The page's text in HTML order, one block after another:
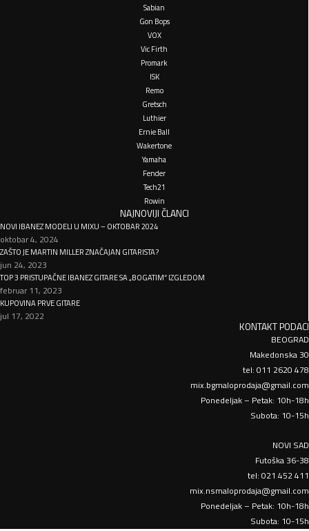
Sabian
Gon Bops
VOX
Vic Firth
Promark
ISK
Remo
Gretsch
Luthier
Ernie Ball
Wakertone
Yamaha
Fender
Tech21
Rowin
NAJNOVIJI ČLANCI
NOVI IBANEZ MODELI U MIXU – OKTOBAR 2024
oktobar 4, 2024
ZAŠTO JE MARTIN MILLER ZNAČAJAN GITARISTA?
jun 24, 2023
TOP 3 PRISTUPAČNE IBANEZ GITARE SA „BOGATIM“ IZGLEDOM
februar 11, 2023
KUPOVINA PRVE GITARE
jul 17, 2022
KONTAKT PODACI
BEOGRAD
Makedonska 30
tel: 011 2620 478
mix.bgmaloprodaja@gmail.com
Ponedeljak – Petak: 10h-18h
Subota: 10-15h
NOVI SAD
Futoška 36-38
tel: 021 452 411
mix.nsmaloprodaja@gmail.com
Ponedeljak – Petak: 10h-18h
Subota: 10-15h